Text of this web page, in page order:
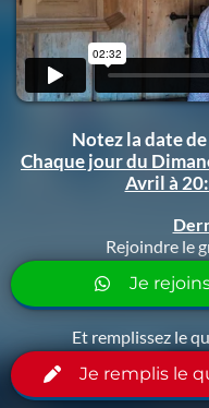
Notez la date
Chaque jour du
Avril à
Rejoindre le
Je
Et remplissez le
Je remplis le